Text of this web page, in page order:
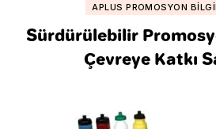
APLUS PROMOSYON
Sürdürülebilir
Çevreye Katkı